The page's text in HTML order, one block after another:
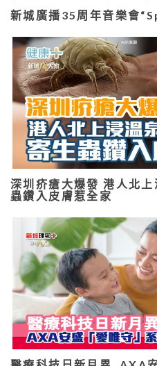
新城廣播35周年音樂會
深圳疥瘡大爆發 港人北
蟲鑽入皮膚惹全家